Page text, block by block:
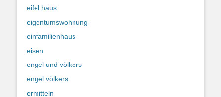
eifel haus
eigentumswohnung
einfamilienhaus
eisen
engel und völkers
engel völkers
ermitteln